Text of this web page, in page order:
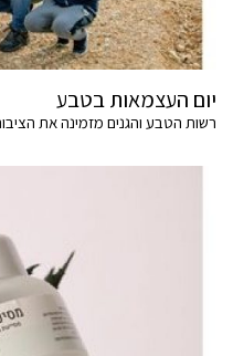
יום העצמאות בטבע
רשות הטבע והגנים מזמינה את